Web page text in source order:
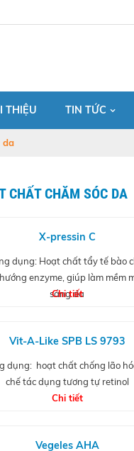
THIỆU TIN TỨC
da
CHẤT CHĂM SÓC DA
X-pressin C
dụng: Hoạt chất tẩy tế bào
enzyme, giúp làm mềm
sáng da
Chi tiết
Vit-A-Like SPB LS 9793
dụng: hoạt chất chống lão
chế tác dụng tương tự retinol
Chi tiết
Vegeles AHA